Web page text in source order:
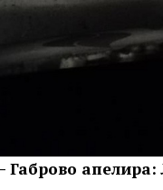
Габрово апелира: